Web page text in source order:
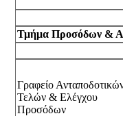
Τμήμα Προσόδων &
Γραφείο
Τελών & Ελέγχου
Προσόδων